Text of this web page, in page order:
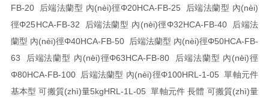
FB-20 后端法蘭型 內(nèi)徑Φ20HCA-FB-25 后端法蘭型 內(nèi)
徑Φ25HCA-FB-32 后端法蘭型 內(nèi)徑Φ32HCA-FB-40 后端法
蘭型 內(nèi)徑Φ40HCA-FB-50 后端法蘭型 內(nèi)徑Φ50HCA-FB-
63 后端法蘭型 內(nèi)徑Φ63HCA-FB-80 后端法蘭型 內(nèi)徑
Φ80HCA-FB-100 后端法蘭型 內(nèi)徑Φ100HRL-1-05 單軸元件
基本型 可搬質(zhì)量5kgHRL-1L-05 單軸元件 長體 可搬質(zhì)量